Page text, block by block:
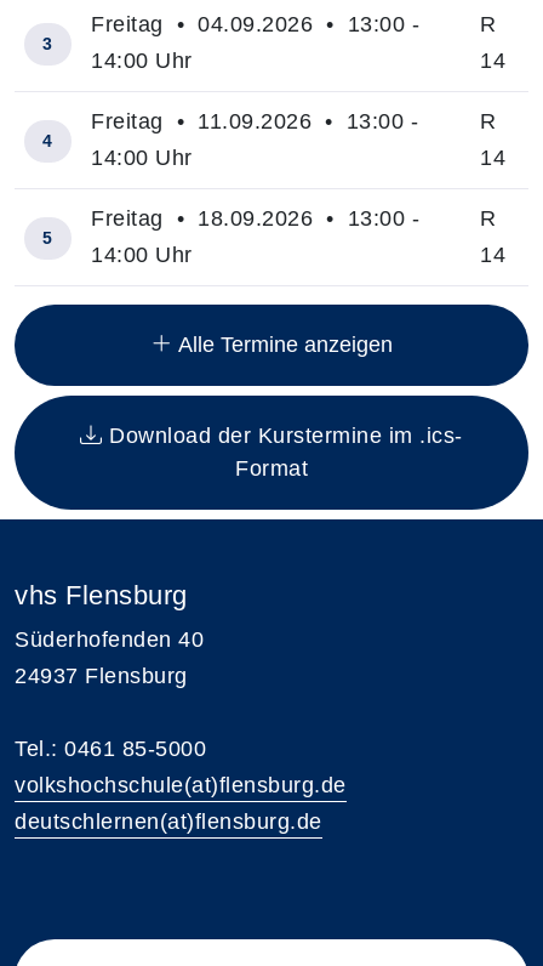
Insgesamt gibt es 16 Termine zum diesen Kurs
3
Freitag • 04.09.2026 • 13:00 -
14:00 Uhr
R
14
4
Freitag • 11.09.2026 • 13:00 -
14:00 Uhr
R
14
5
Freitag • 18.09.2026 • 13:00 -
14:00 Uhr
R
14
Alle Termine anzeigen
Download der Kurstermine im .ics-
Format
vhs Flensburg
Süderhofenden 40
24937 Flensburg
Tel.: 0461 85-5000
volkshochschule(at)flensburg.de
deutschlernen(at)flensburg.de